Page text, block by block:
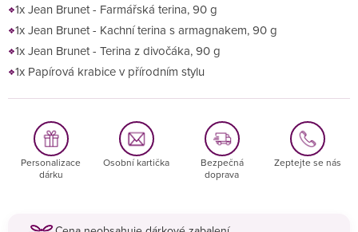
1x Jean Brunet - Farmářská terina, 90 g
1x Jean Brunet - Kachní terina s armagnakem, 90 g
1x Jean Brunet - Terina z divočáka, 90 g
1x Papírová krabice v přírodním stylu
Personalizace
dárku
Osobní kartička
Bezpečná
doprava
Zeptejte se nás